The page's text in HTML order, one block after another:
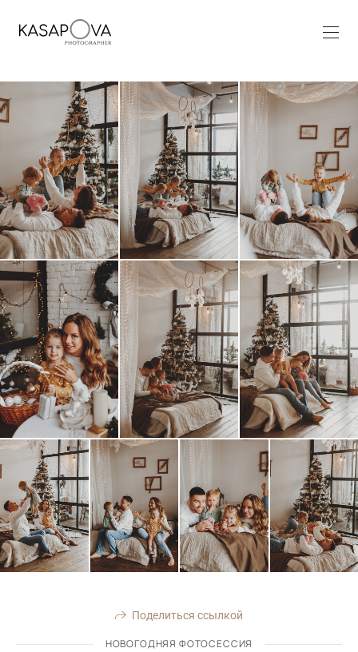
Поделиться ссылкой
НОВОГОДНЯЯ ФОТОСЕССИЯ